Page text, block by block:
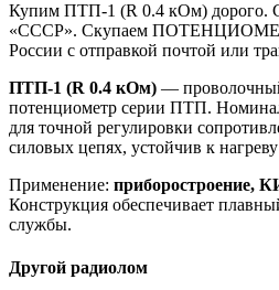
Купим ПТП-1 (R 0.4 кОм) дорого.
«СССР». Скупаем
России с отправкой почтой или
ПТП-1 (R 0.4 кОм) —
потенциометр серии ПТП.
для точной регулировки
силовых цепях, устойчив к
Применение: приборостроение,
Конструкция обеспечивает
службы.
Другой радиолом